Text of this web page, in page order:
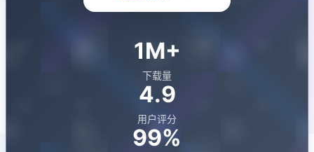
1M+
下载量
4.9
用户评分
99%